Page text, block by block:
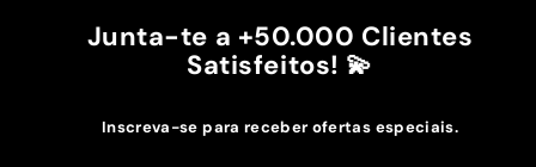
Junta-te a +50.000 Clientes
Satisfeitos! 💫
Inscreva-se para receber ofertas especiais.